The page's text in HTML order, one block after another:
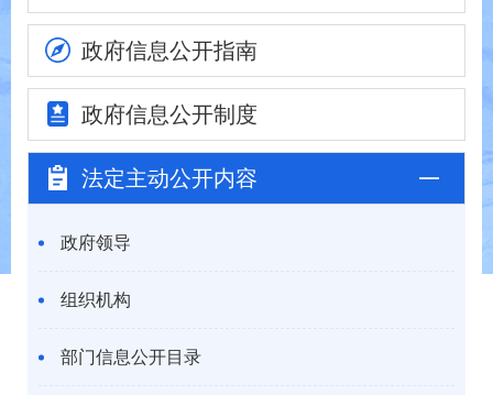
政府信息公开指南
政府信息公开制度
法定主动公开内容
政府领导
组织机构
部门信息公开目录